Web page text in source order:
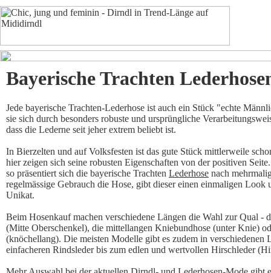
Bayerische Trachten
Jede bayerische Trachten-Lederhose ist auch ein Stück "echte
sie sich durch besonders robuste und ursprüngliche
dass die Lederne seit jeher extrem beliebt ist.
In Bierzelten und auf Volksfesten ist das gute Stück mittlerweile
hier zeigen sich seine robusten Eigenschaften von der positiven
so präsentiert sich die bayerische Trachten Lederhose nach
regelmässige Gebrauch die Hose, gibt dieser einen einmaligen Look
Unikat.
Beim Hosenkauf machen verschiedene Längen die Wahl zur Qual -
(Mitte Oberschenkel), die mittellangen Kniebundhose (unter Knie)
(knöchellang). Die meisten Modelle gibt es zudem in verschiedenen
einfacheren Rindsleder bis zum edlen und wertvollen Hirschleder